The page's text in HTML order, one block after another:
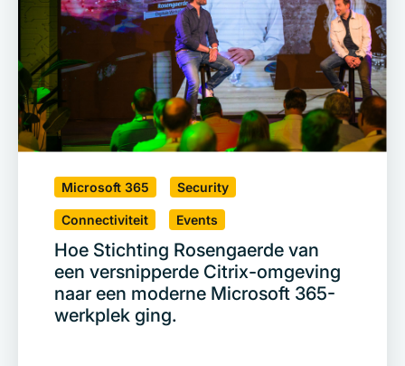
Microsoft 365 Security
Connectiviteit Events
Hoe Stichting Rosengaerde van
een versnipperde Citrix-omgeving
naar een moderne Microsoft 365-
werkplek ging.